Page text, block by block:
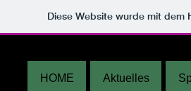
Diese Website wurde mit dem
HOME Aktuelles